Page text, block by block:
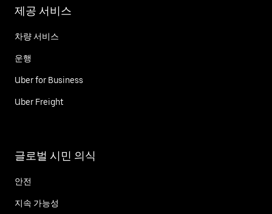
제공 서비스
차량 서비스
운행
Uber for Business
Uber Freight
글로벌 시민 의식
안전
지속 가능성